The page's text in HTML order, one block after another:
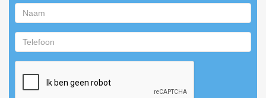
Naam
Telefoon